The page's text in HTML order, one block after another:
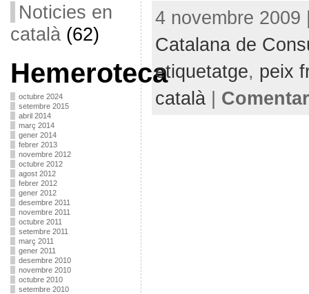
Noticies en
català(62)
Hemeroteca
octubre 2024
setembre 2015
abril 2014
març 2014
gener 2014
febrer 2013
novembre 2012
octubre 2012
agost 2012
febrer 2012
gener 2012
desembre 2011
novembre 2011
octubre 2011
setembre 2011
març 2011
gener 2011
desembre 2010
novembre 2010
octubre 2010
setembre 2010
4 novembre
Catalana de
etiquetatge, peix
català|